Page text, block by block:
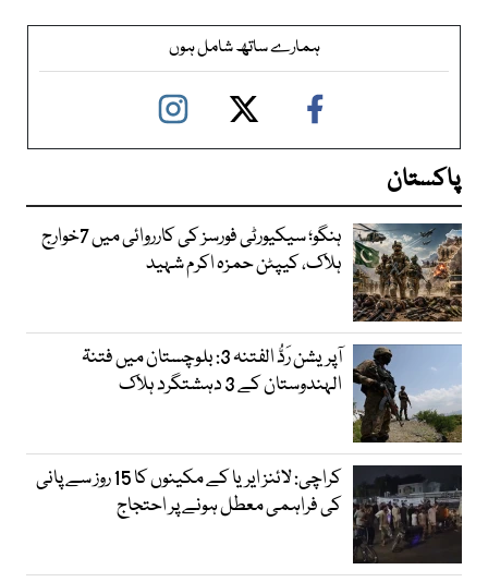
ہمارے ساتھ شامل ہوں
پاکستان
ہنگو؛ سیکیورٹی فورسز کی کارروائی میں 7خوارج
ہلاک، کیپٹن حمزہ اکرم شہید
آپریشن رَدُّ الفتنہ 3: بلوچستان میں فتنۃ
الہندوستان کے 3 دہشتگرد ہلاک
کراچی: لائنز ایریا کے مکینوں کا 15 روز سے پانی
کی فراہمی معطل ہونے پر احتجاج